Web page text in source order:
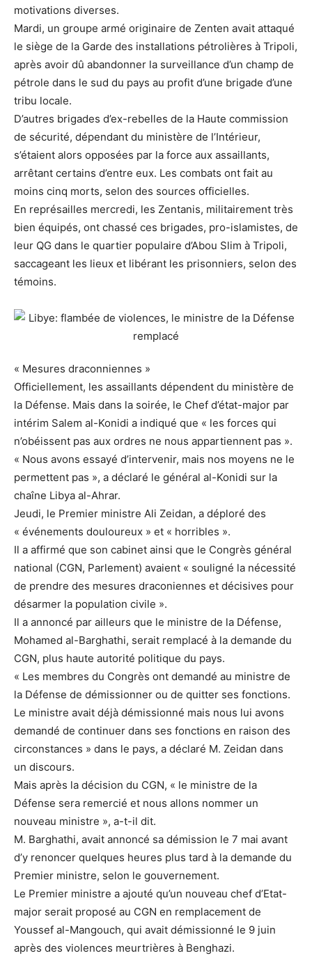
motivations diverses.
Mardi, un groupe armé originaire de Zenten avait attaqué
le siège de la Garde des installations pétrolières à Tripoli,
après avoir dû abandonner la surveillance d’un champ de
pétrole dans le sud du pays au profit d’une brigade d’une
tribu locale.
D’autres brigades d’ex-rebelles de la Haute commission
de sécurité, dépendant du ministère de l’Intérieur,
s’étaient alors opposées par la force aux assaillants,
arrêtant certains d’entre eux. Les combats ont fait au
moins cinq morts, selon des sources officielles.
En représailles mercredi, les Zentanis, militairement très
bien équipés, ont chassé ces brigades, pro-islamistes, de
leur QG dans le quartier populaire d’Abou Slim à Tripoli,
saccageant les lieux et libérant les prisonniers, selon des
témoins.
« Mesures draconniennes »
Officiellement, les assaillants dépendent du ministère de
la Défense. Mais dans la soirée, le Chef d’état-major par
intérim Salem al-Konidi a indiqué que « les forces qui
n’obéissent pas aux ordres ne nous appartiennent pas ».
« Nous avons essayé d’intervenir, mais nos moyens ne le
permettent pas », a déclaré le général al-Konidi sur la
chaîne Libya al-Ahrar.
Jeudi, le Premier ministre Ali Zeidan, a déploré des
« événements douloureux » et « horribles ».
Il a affirmé que son cabinet ainsi que le Congrès général
national (CGN, Parlement) avaient « souligné la nécessité
de prendre des mesures draconiennes et décisives pour
désarmer la population civile ».
Il a annoncé par ailleurs que le ministre de la Défense,
Mohamed al-Barghathi, serait remplacé à la demande du
CGN, plus haute autorité politique du pays.
« Les membres du Congrès ont demandé au ministre de
la Défense de démissionner ou de quitter ses fonctions.
Le ministre avait déjà démissionné mais nous lui avons
demandé de continuer dans ses fonctions en raison des
circonstances » dans le pays, a déclaré M. Zeidan dans
un discours.
Mais après la décision du CGN, « le ministre de la
Défense sera remercié et nous allons nommer un
nouveau ministre », a-t-il dit.
M. Barghathi, avait annoncé sa démission le 7 mai avant
d’y renoncer quelques heures plus tard à la demande du
Premier ministre, selon le gouvernement.
Le Premier ministre a ajouté qu’un nouveau chef d’Etat-
major serait proposé au CGN en remplacement de
Youssef al-Mangouch, qui avait démissionné le 9 juin
après des violences meurtrières à Benghazi.